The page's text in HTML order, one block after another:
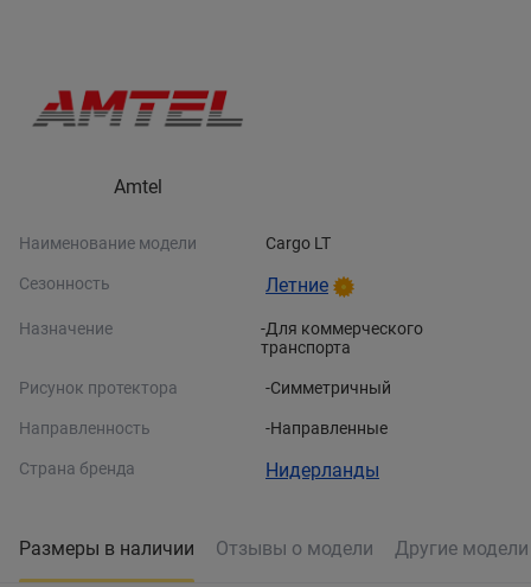
Amtel
Наименование модели Cargo LT
Сезонность Летние
Назначение
-Для коммерческого
транспорта
Рисунок протектора -Симметричный
Направленность -Направленные
Страна бренда Нидерланды
Размеры в наличии Отзывы о модели Другие